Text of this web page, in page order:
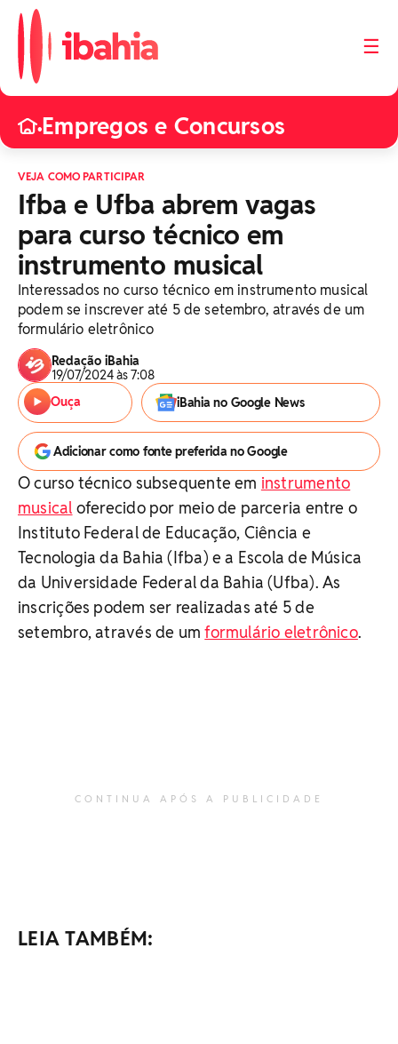
☰
•Empregos e Concursos
VEJA COMO PARTICIPAR
Ifba e Ufba abrem vagas
para curso técnico em
instrumento musical
Interessados no curso técnico em instrumento musical
podem se inscrever até 5 de setembro, através de um
formulário eletrônico
Redação iBahia
19/07/2024 às 7:08
Ouça
iBahia no Google News
Adicionar como fonte preferida no Google
O curso técnico subsequente em instrumento
musical oferecido por meio de parceria entre o
Instituto Federal de Educação, Ciência e
Tecnologia da Bahia (Ifba) e a Escola de Música
da Universidade Federal da Bahia (Ufba). As
inscrições podem ser realizadas até 5 de
setembro, através de umformulário eletrônico.
CONTINUA APÓS A PUBLICIDADE
LEIA TAMBÉM: